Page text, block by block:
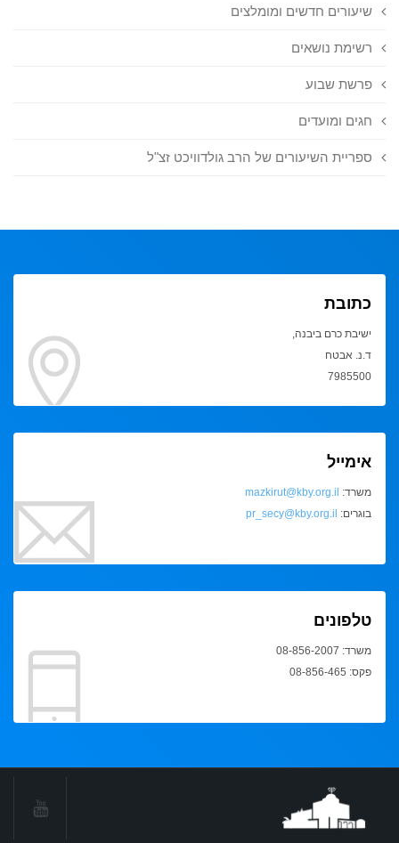
שיעורים חדשים ומומלצים
רשימת נושאים
פרשת שבוע
חגים ומועדים
ספריית השיעורים של הרב גולדוויכט זצ"ל
כתובת
ישיבת כרם ביבנה,
ד.נ. אבטח
7985500
אימייל
משרד: mazkirut@kby.org.il
בוגרים: pr_secy@kby.org.il
טלפונים
משרד: 08-856-2007
פקס: 08-856-465